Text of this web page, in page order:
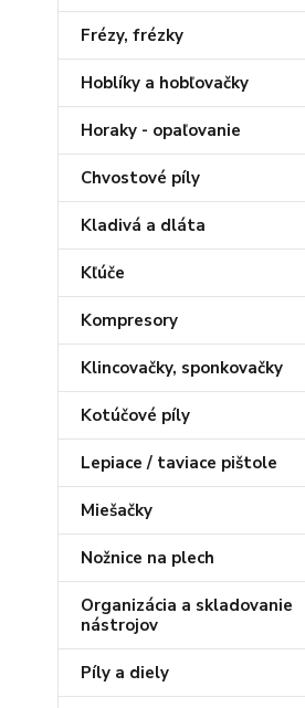
Frézy, frézky
Hoblíky a hobľovačky
Horaky - opaľovanie
Chvostové píly
Kladivá a dláta
Kľúče
Kompresory
Klincovačky, sponkovačky
Kotúčové píly
Lepiace / taviace pištole
Miešačky
Nožnice na plech
Organizácia a skladovanie
nástrojov
Píly a diely